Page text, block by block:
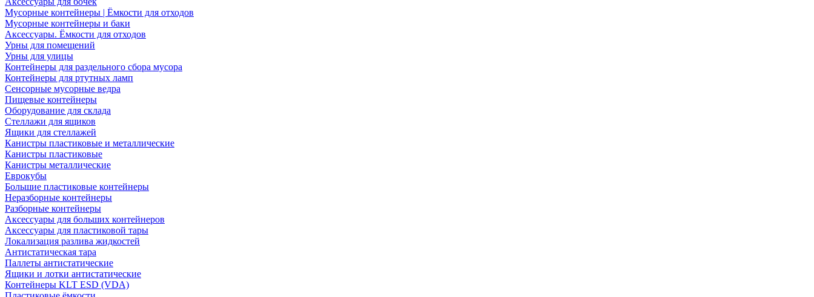
Мусорные контейнеры | Ёмкости для отходов
Мусорные контейнеры и баки
Аксессуары. Ёмкости для отходов
Урны для помещений
Урны для улицы
Контейнеры для раздельного сбора мусора
Контейнеры для ртутных ламп
Сенсорные мусорные ведра
Пищевые контейнеры
Оборудование для склада
Стеллажи для ящиков
Ящики для стеллажей
Канистры пластиковые и металлические
Канистры пластиковые
Канистры металлические
Еврокубы
Большие пластиковые контейнеры
Неразборные контейнеры
Разборные контейнеры
Аксессуары для больших контейнеров
Аксессуары для пластиковой тары
Локализация разлива жидкостей
Антистатическая тара
Паллеты антистатические
Ящики и лотки антистатические
Контейнеры KLT ESD (VDA)